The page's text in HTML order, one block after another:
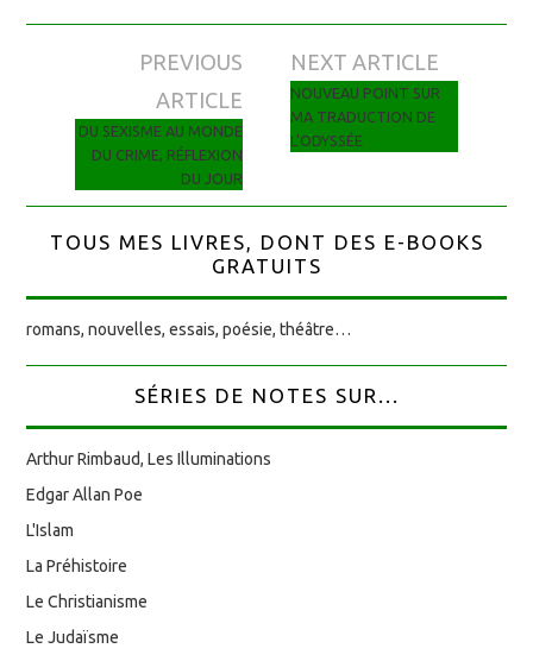
Navigation des articles
PREVIOUS
ARTICLE
DU SEXISME AU MONDE
DU CRIME, RÉFLEXION
DU JOUR
NEXT ARTICLE
NOUVEAU POINT SUR
MA TRADUCTION DE
L’ODYSSÉE
TOUS MES LIVRES, DONT DES E-BOOKS
GRATUITS
romans, nouvelles, essais, poésie, théâtre…
SÉRIES DE NOTES SUR...
Arthur Rimbaud, Les Illuminations
Edgar Allan Poe
L'Islam
La Préhistoire
Le Christianisme
Le Judaïsme